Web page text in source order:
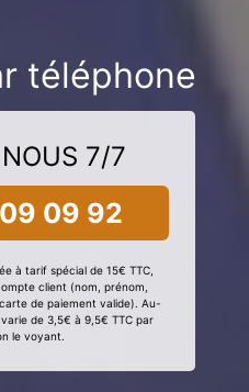
téléphone
7/7
09 92
à tarif spécial de 15€ TTC,
client (nom, prénom,
de paiement valide). Au-
de 3,5€ à 9,5€ TTC par
le voyant.